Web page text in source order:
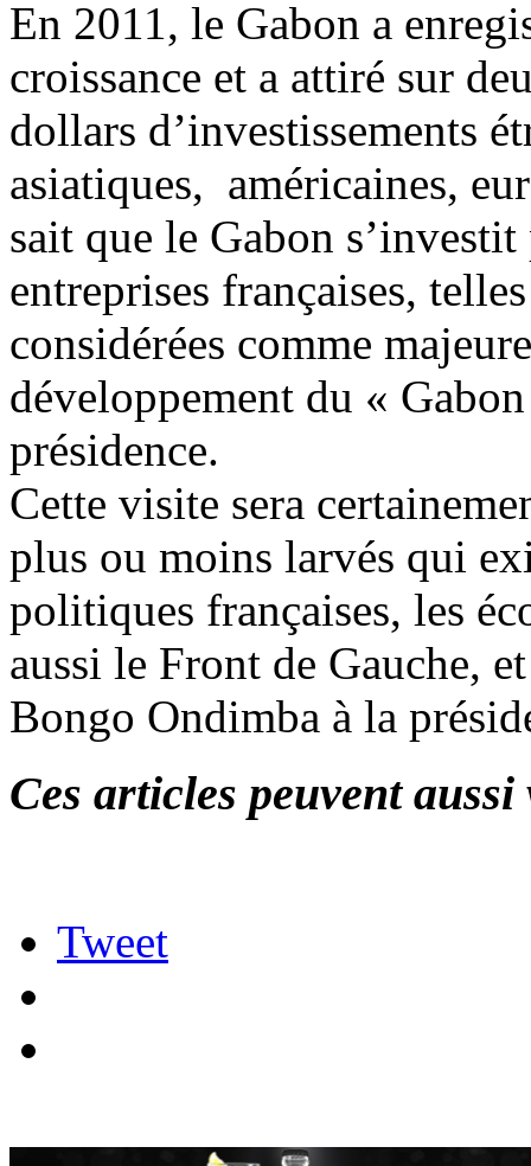
En 2011, le Gabon a
croissance et a attiré sur
dollars d’investissements
asiatiques, américaines,
sait que le Gabon
entreprises françaises,
considérées comme
développement du «
présidence.
Cette visite sera
plus ou moins larvés qui
politiques françaises, les
aussi le Front de Gauche,
Bongo Ondimba à la
Ces articles peuvent
Tweet